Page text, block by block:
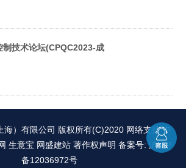
制技术论坛(CPQC2023-成
海）有限公司 版权所有(C)2020 网络支持中
生意宝 网盛建站 著作权声明 备案号: 沪ICP
备12036972号